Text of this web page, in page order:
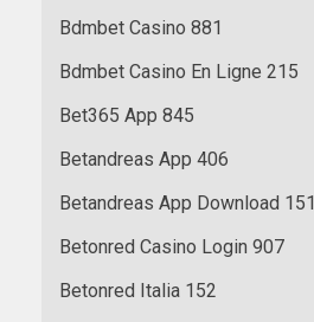
Bdmbet Casino 881
Bdmbet Casino En Ligne 215
Bet365 App 845
Betandreas App 406
Betandreas App Download 151
Betonred Casino Login 907
Betonred Italia 152